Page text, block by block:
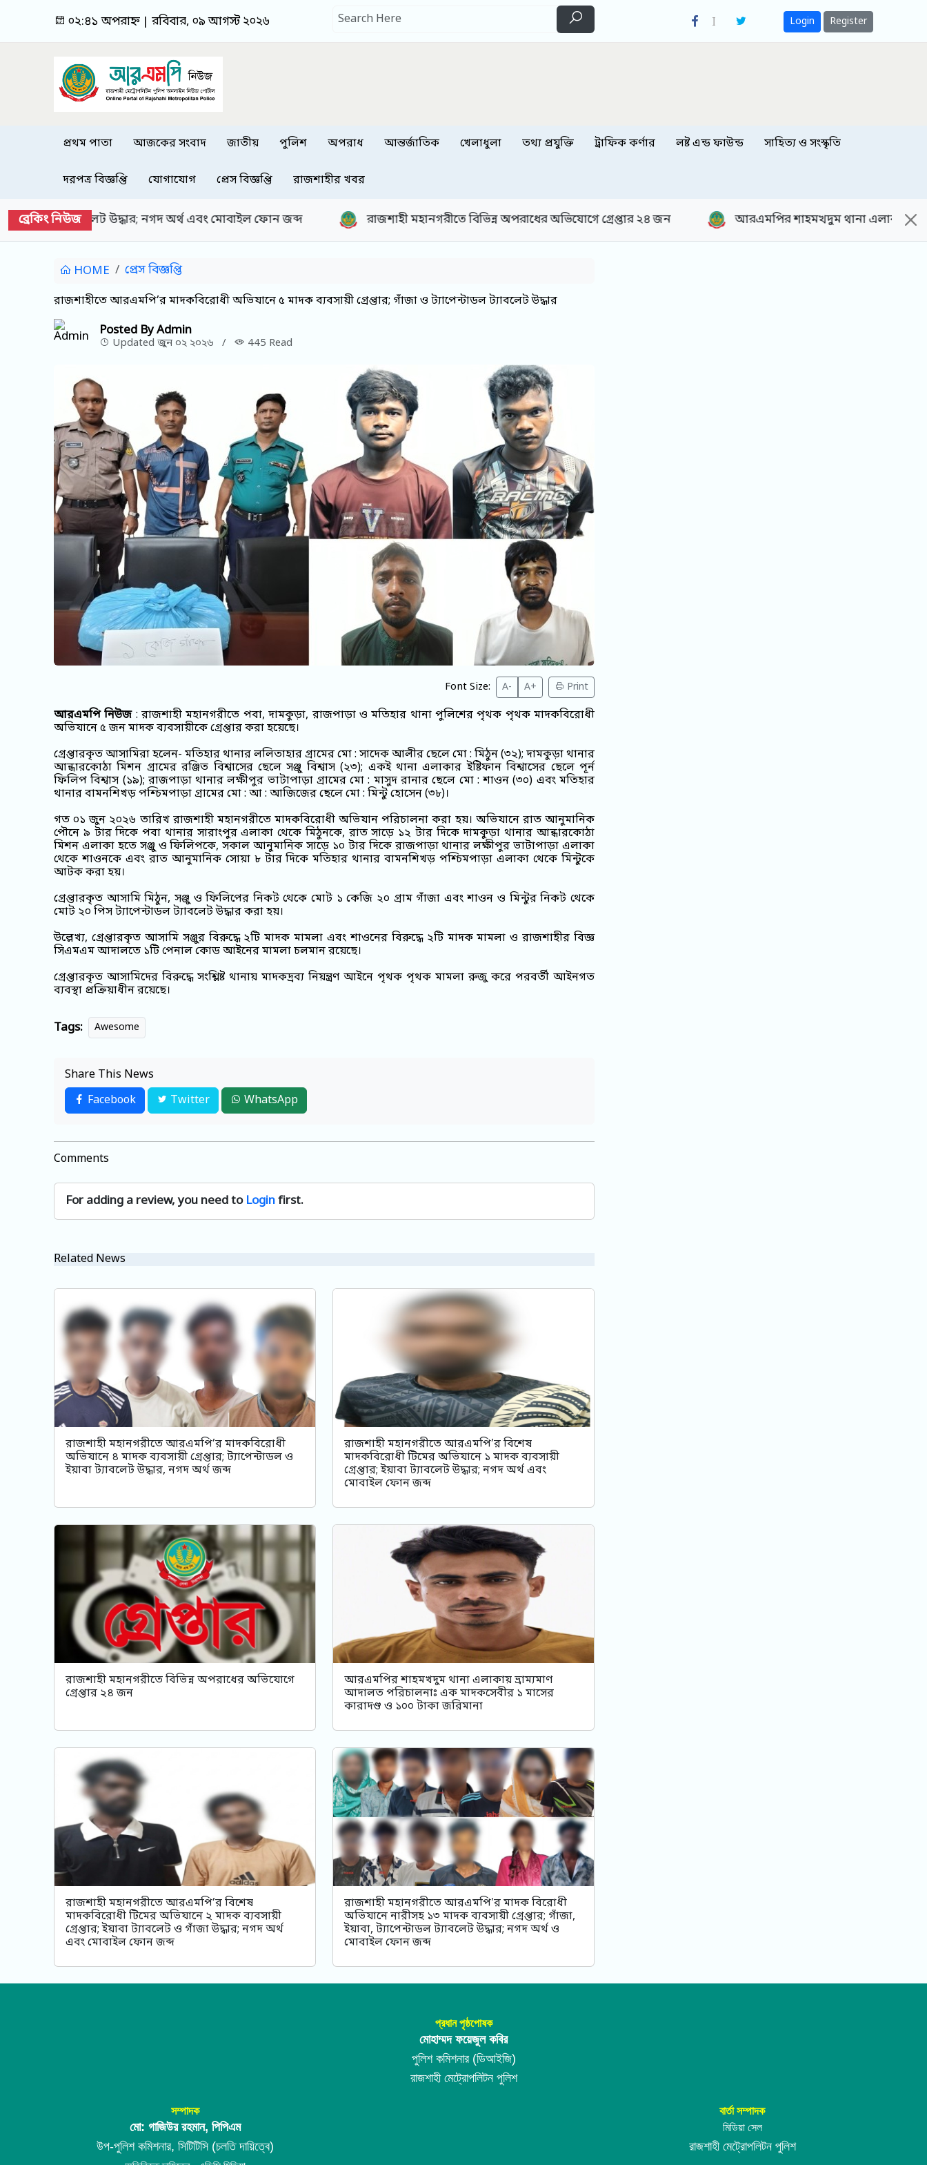
০২:৪১ অপরাহ্ন | রবিবার, ০৯ আগস্ট ২০২৬ Login Register
প্রথম পাতা আজকের সংবাদ জাতীয় পুলিশ অপরাধ আন্তর্জাতিক খেলাধুলা তথ্য প্রযুক্তি ট্রাফিক কর্ণার লষ্ট এন্ড ফাউন্ড সাহিত্য ও সংস্কৃতি
দরপত্র বিজ্ঞপ্তি যোগাযোগ প্রেস বিজ্ঞপ্তি রাজশাহীর খবর
ব্রেকিং নিউজ
নগদ অর্থ এবং মোবাইল ফোন জব্দ রাজশাহী মহানগরীতে বিভিন্ন অপরাধের অভিযোগে গ্রেপ্তার ২৪ জন আরএমপির শাহমখদুম থানা এলাকায় ভ্রাম্যমাণ আদালত পরিচালনাঃ
HOME প্রেস বিজ্ঞপ্তি
রাজশাহীতে আরএমপি’র মাদকবিরোধী অভিযানে ৫ মাদক ব্যবসায়ী গ্রেপ্তার; গাঁজা ও ট্যাপেন্টাডল ট্যাবলেট উদ্ধার
Posted By Admin
Updated জুন ০২ ২০২৬ / 445 Read
Font Size: A- A+ Print
আরএমপি নিউজ : রাজশাহী মহানগরীতে পবা, দামকুড়া, রাজপাড়া ও মতিহার থানা পুলিশের পৃথক পৃথক মাদকবিরোধী
অভিযানে ৫ জন মাদক ব্যবসায়ীকে গ্রেপ্তার করা হয়েছে।
গ্রেপ্তারকৃত আসামিরা হলেন- মতিহার থানার ললিতাহার গ্রামের মো : সাদেক আলীর ছেলে মো : মিঠুন (৩২); দামকুড়া থানার
আন্ধারকোঠা মিশন গ্রামের রঞ্জিত বিশ্বাসের ছেলে সঞ্জু বিশ্বাস (২৩); একই থানা এলাকার ইষ্টিফান বিশ্বাসের ছেলে পূর্ন
ফিলিপ বিশ্বাস (১৯); রাজপাড়া থানার লক্ষীপুর ভাটাপাড়া গ্রামের মো : মাসুদ রানার ছেলে মো : শাওন (৩০) এবং মতিহার
থানার বামনশিখড় পশ্চিমপাড়া গ্রামের মো : আ : আজিজের ছেলে মো : মিন্টু হোসেন (৩৮)।
গত ০১ জুন ২০২৬ তারিখ রাজশাহী মহানগরীতে মাদকবিরোধী অভিযান পরিচালনা করা হয়। অভিযানে রাত আনুমানিক
পৌনে ৯ টার দিকে পবা থানার সারাংপুর এলাকা থেকে মিঠুনকে, রাত সাড়ে ১২ টার দিকে দামকুড়া থানার আন্ধারকোঠা
মিশন এলাকা হতে সঞ্জু ও ফিলিপকে, সকাল আনুমানিক সাড়ে ১০ টার দিকে রাজপাড়া থানার লক্ষীপুর ভাটাপাড়া এলাকা
থেকে শাওনকে এবং রাত আনুমানিক সোয়া ৮ টার দিকে মতিহার থানার বামনশিখড় পশ্চিমপাড়া এলাকা থেকে মিন্টুকে
আটক করা হয়।
গ্রেপ্তারকৃত আসামি মিঠুন, সঞ্জু ও ফিলিপের নিকট থেকে মোট ১ কেজি ২০ গ্রাম গাঁজা এবং শাওন ও মিন্টুর নিকট থেকে
মোট ২০ পিস ট্যাপেন্টাডল ট্যাবলেট উদ্ধার করা হয়।
উল্লেখ্য, গ্রেপ্তারকৃত আসামি সঞ্জুর বিরুদ্ধে ২টি মাদক মামলা এবং শাওনের বিরুদ্ধে ২টি মাদক মামলা ও রাজশাহীর বিজ্ঞ
সিএমএম আদালতে ১টি পেনাল কোড আইনের মামলা চলমান রয়েছে।
গ্রেপ্তারকৃত আসামিদের বিরুদ্ধে সংশ্লিষ্ট থানায় মাদকদ্রব্য নিয়ন্ত্রণ আইনে পৃথক পৃথক মামলা রুজু করে পরবর্তী আইনগত
ব্যবস্থা প্রক্রিয়াধীন রয়েছে।
Tags: Awesome
Share This News
Facebook
Twitter WhatsApp
Comments
For adding a review, you need to Loginfirst.
Related News
রাজশাহী মহানগরীতে আরএমপি’র মাদকবিরোধী
অভিযানে ৪ মাদক ব্যবসায়ী গ্রেপ্তার; ট্যাপেন্টাডল ও
ইয়াবা ট্যাবলেট উদ্ধার, নগদ অর্থ জব্দ
রাজশাহী মহানগরীতে আরএমপি’র বিশেষ
মাদকবিরোধী টিমের অভিযানে ১ মাদক ব্যবসায়ী
গ্রেপ্তার; ইয়াবা ট্যাবলেট উদ্ধার; নগদ অর্থ এবং
মোবাইল ফোন জব্দ
রাজশাহী মহানগরীতে বিভিন্ন অপরাধের অভিযোগে
গ্রেপ্তার ২৪ জন
আরএমপির শাহমখদুম থানা এলাকায় ভ্রাম্যমাণ
আদালত পরিচালনাঃ এক মাদকসেবীর ১ মাসের
কারাদণ্ড ও ১০০ টাকা জরিমানা
রাজশাহী মহানগরীতে আরএমপি’র বিশেষ
মাদকবিরোধী টিমের অভিযানে ২ মাদক ব্যবসায়ী
গ্রেপ্তার; ইয়াবা ট্যাবলেট ও গাঁজা উদ্ধার; নগদ অর্থ
এবং মোবাইল ফোন জব্দ
রাজশাহী মহানগরীতে আরএমপি'র মাদক বিরোধী
অভিযানে নারীসহ ১৩ মাদক ব্যবসায়ী গ্রেপ্তার; গাঁজা,
ইয়াবা, ট্যাপেন্টাডল ট্যাবলেট উদ্ধার; নগদ অর্থ ও
মোবাইল ফোন জব্দ
প্রধান পৃষ্ঠপোষক
মোহাম্মদ ফয়েজুল কবির
পুলিশ কমিশনার (ডিআইজি)
রাজশাহী মেট্রোপলিটন পুলিশ
সম্পাদক
মো: গাজিউর রহমান, পিপিএম
উপ-পুলিশ কমিশনার, সিটিটিসি (চলতি দায়িত্বে)
বার্তা সম্পাদক
মিডিয়া সেল
রাজশাহী মেট্রোপলিটন পুলিশ